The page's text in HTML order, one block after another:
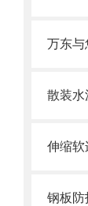
万东与
散装水
伸缩软
钢板防